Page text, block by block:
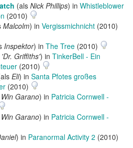
(als Nick Phillips) in Whistleblower
(2010)
Malcolm) in Vergissmichnicht (2010)
Inspektor) in The Tree (2010)
'Dr. Griffiths') in TinkerBell - Ein
(2010)
Eli) in Santa Pfotes großes
(2010)
Win Garano) in Patricia Cornwell -
Win Garano) in Patricia Cornwell -
) in Paranormal Activity 2 (2010)